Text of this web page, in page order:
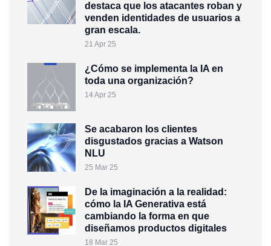
destaca que los atacantes roban y
venden identidades de usuarios a
gran escala.
21 Apr 25
¿Cómo se implementa la IA en
toda una organización?
14 Apr 25
Se acabaron los clientes
disgustados gracias a Watson
NLU
25 Mar 25
De la imaginación a la realidad:
cómo la IA Generativa está
cambiando la forma en que
diseñamos productos digitales
18 Mar 25